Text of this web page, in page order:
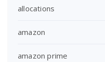
allocations
amazon
amazon prime